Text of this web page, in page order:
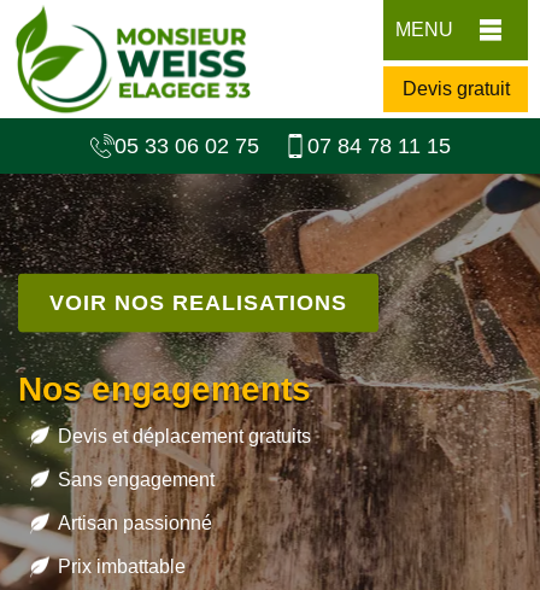
MENU
Devis gratuit
05 33 06 02 75 07 84 78 11 15
VOIR NOS REALISATIONS
Nos engagements
Devis et déplacement gratuits
Sans engagement
Artisan passionné
Prix imbattable